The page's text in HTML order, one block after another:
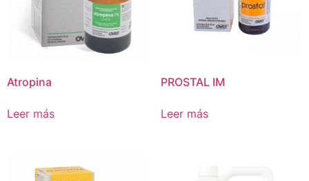
Atropina
Leer más
PROSTAL IM
Leer más